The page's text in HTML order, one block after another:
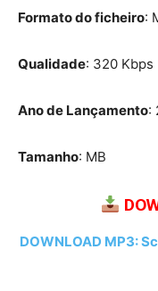
Formato do ficheiro:
Qualidade: 320 Kbps
Ano de Lançamento:
Tamanho: MB
DOWNLOAD MP3: